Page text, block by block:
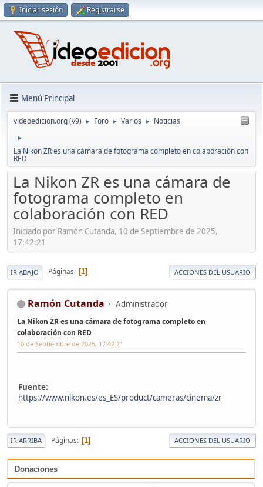
Iniciar sesión Registrarse
Menú Principal
videoedicion.org (v9) ► Foro ► Varios ► Noticias
►
La Nikon ZR es una cámara de fotograma completo en colaboración con
RED
Donaciones
La Nikon ZR es una cámara de
fotograma completo en
colaboración con RED
Iniciado por Ramón Cutanda, 10 de Septiembre de 2025,
17:42:21
IR ABAJO Páginas 1 ACCIONES DEL USUARIO
Ramón Cutanda Administrador
La Nikon ZR es una cámara de fotograma completo en
colaboración con RED
10 de Septiembre de 2025, 17:42:21
Fuente:
https://www.nikon.es/es_ES/product/cameras/cinema/zr
IR ARRIBA Páginas 1 ACCIONES DEL USUARIO